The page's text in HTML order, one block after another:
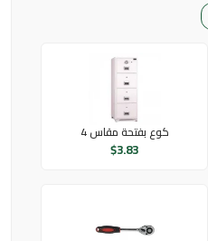
كوع بفتحة مقاس 4
$3.83